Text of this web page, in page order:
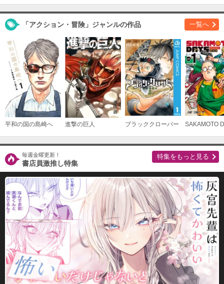
必要ポイント：790
購入する
（１８）
必要ポイント：790
購入する
（１９）
必要ポイント：790
必要ポイント：790
購入する
「アクション・冒険」ジャンルの作品 一覧へ
平和の国の島崎へ 進撃の巨人 ブラッククローバー SAKAMOTO
毎週金曜更新！
書店員激推し特集
特集をもっと見る